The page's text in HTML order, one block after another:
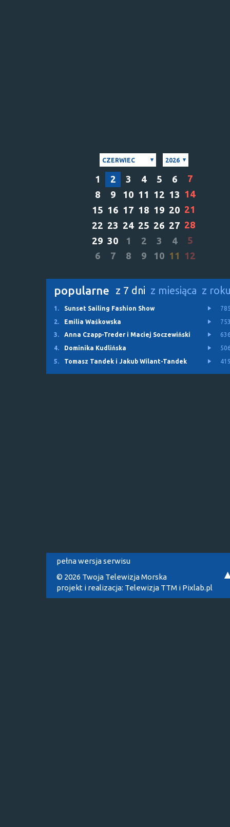
CZERWIEC 2026
1 2 3 4 5 6
7
8
9 10 11 12 13 14
15 16 17 18 19 20 21
22 23 24 25 26 27 28
29 30 1 2 3 4
5
6
7 8 9 10 11 12
popularne z 7 dni z miesiąca z
1. Sunset Sailing Fashion Show
2.
Emilia Waśkowska
3.
Anna Czapp-Treder i Maciej Soczewiński
4.
Dominika Kudlińska
5.
Tomasz Tandek i Jakub Wilant-Tandek
pełna wersja serwisu
© 2026 Twoja Telewizja Morska
projekt i realizacja: Telewizja TTM i Pixlab.pl